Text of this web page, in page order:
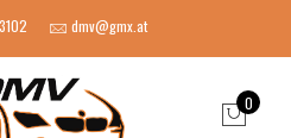
dmv@gmx.at
0